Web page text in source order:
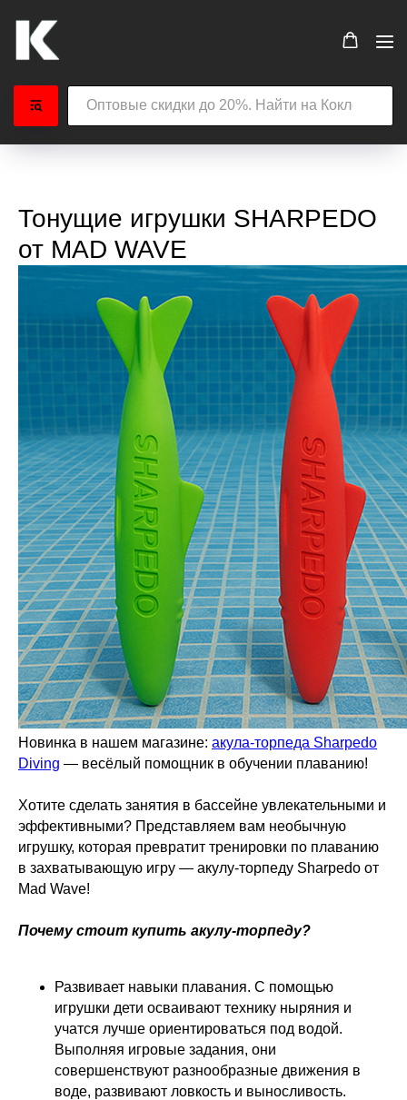
Тонущие игрушки SHARPEDO
от MAD WAVE
Новинка в нашем магазине: акула‑торпеда Sharpedo
Diving — весёлый помощник в обучении плаванию!
Хотите сделать занятия в бассейне увлекательными и
эффективными? Представляем вам необычную
игрушку, которая превратит тренировки по плаванию
в захватывающую игру — акулу‑торпеду Sharpedo от
Mad Wave!
Почему стоит купить акулу‑торпеду?
Развивает навыки плавания. С помощью
игрушки дети осваивают технику ныряния и
учатся лучше ориентироваться под водой.
Выполняя игровые задания, они
совершенствуют разнообразные движения в
воде, развивают ловкость и выносливость.